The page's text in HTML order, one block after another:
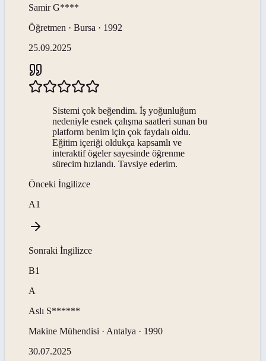
Samir G****
Öğretmen · Bursa · 1992
25.09.2025
Sistemi çok beğendim. İş yoğunluğum
nedeniyle esnek çalışma saatleri sunan bu
platform benim için çok faydalı oldu.
Eğitim içeriği oldukça kapsamlı ve
interaktif ögeler sayesinde öğrenme
sürecim hızlandı. Tavsiye ederim.
Önceki İngilizce
A1
Sonraki İngilizce
B1
A
Aslı S******
Makine Mühendisi · Antalya · 1990
30.07.2025